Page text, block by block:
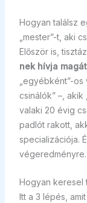
Hogyan találsz
„mester”-t, aki
Először is,
nek hívja
„egyébként”-
csinálók” –,
valaki 20 évig
padlót rakott,
specializációja.
végeredményre.
Hogyan keresel
Itt a 3 lépés, amit